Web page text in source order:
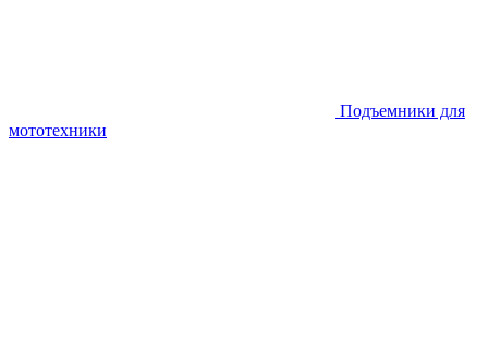
Подъемники для
мототехники